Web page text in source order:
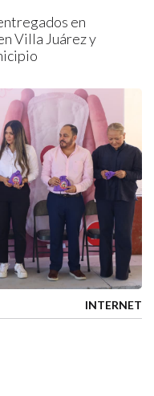
en
Villa Juárez y
INTERNET